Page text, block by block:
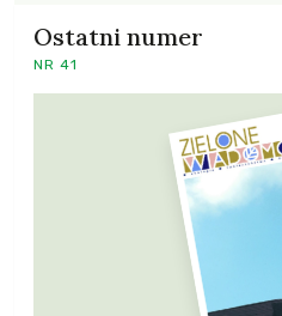
Ostatni numer
NR 41